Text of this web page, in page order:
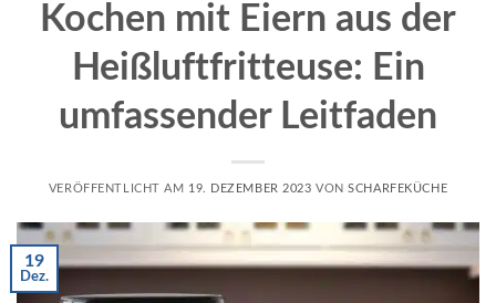
Kochen mit Eiern aus der
Heißluftfritteuse: Ein
umfassender Leitfaden
VERÖFFENTLICHT AM 19. DEZEMBER 2023 VONSCHARFEKÜCHE
19
Dez.